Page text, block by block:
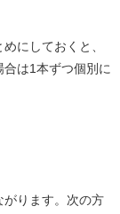
にしておくと、
は1本ずつ個別に
がります。次の方